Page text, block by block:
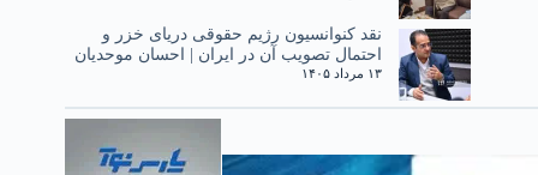
نقد کنوانسیون رژیم حقوقی دریای خزر و
احتمال تصویب آن در ایران | احسان موحدیان
۱۳ مرداد ۱۴۰۵